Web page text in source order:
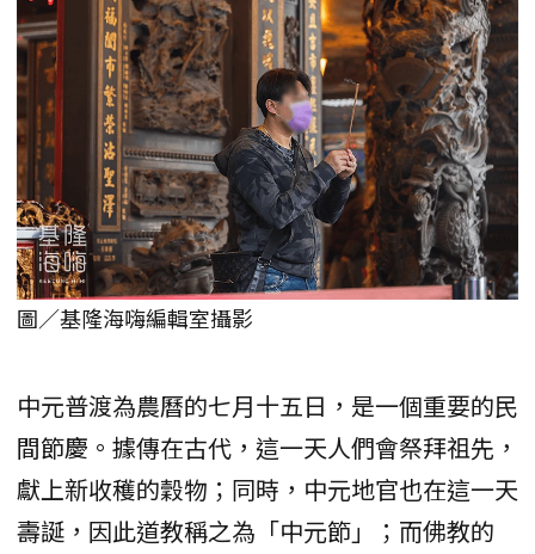
圖／基隆海嗨編輯室攝影
中元普渡為農曆的七月十五日，是一個重要的民
間節慶。據傳在古代，這一天人們會祭拜祖先，
獻上新收穫的穀物；同時，中元地官也在這一天
壽誕，因此道教稱之為「中元節」；而佛教的